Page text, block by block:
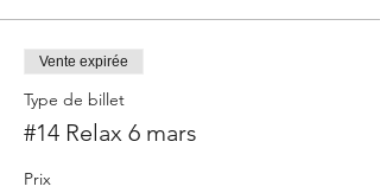
Vente expirée
Type de billet
#14 Relax 6 mars
Prix